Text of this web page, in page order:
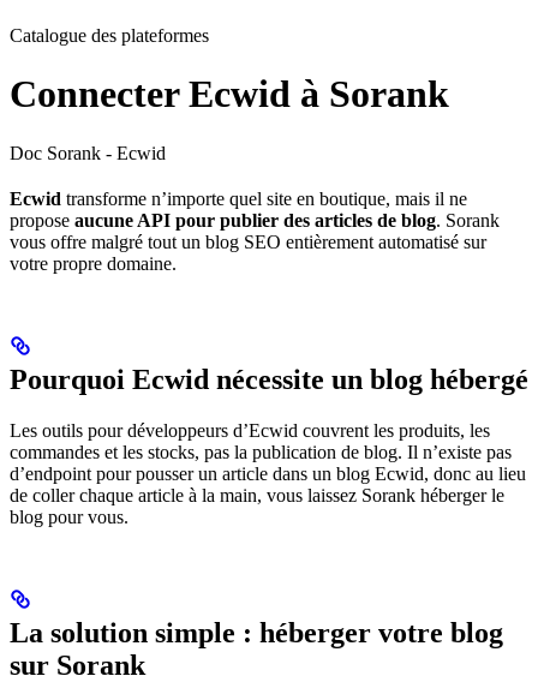
Catalogue des plateformes
Connecter Ecwid à Sorank
Doc Sorank - Ecwid
Ecwid transforme n’importe quel site en boutique, mais il ne
propose aucune API pour publier des articles de blog. Sorank
vous offre malgré tout un blog SEO entièrement automatisé sur
votre propre domaine.
Pourquoi Ecwid nécessite un blog hébergé
Les outils pour développeurs d’Ecwid couvrent les produits, les
commandes et les stocks, pas la publication de blog. Il n’existe pas
d’endpoint pour pousser un article dans un blog Ecwid, donc au lieu
de coller chaque article à la main, vous laissez Sorank héberger le
blog pour vous.
La solution simple : héberger votre blog
sur Sorank